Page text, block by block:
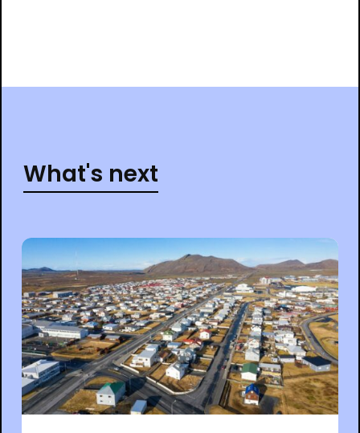
What's next